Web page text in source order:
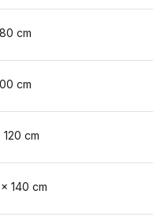
cm
cm
cm
140 cm